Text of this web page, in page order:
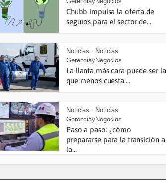
Chubb impulsa la oferta de
seguros para el sector de...
Noticias • Noticias
GerenciayNegocios
La llanta más cara puede ser la
que menos cuesta:...
Noticias • Noticias
GerenciayNegocios
Paso a paso: ¿cómo
prepararse para la transición a
la...